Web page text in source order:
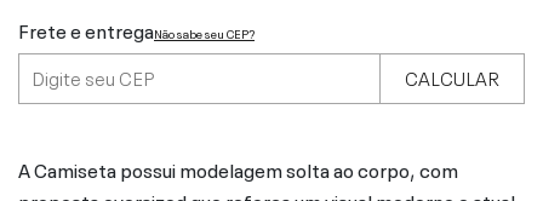
Frete e entregaNão sabe seu CEP?
CALCULAR
A Camiseta possui modelagem solta ao corpo, com